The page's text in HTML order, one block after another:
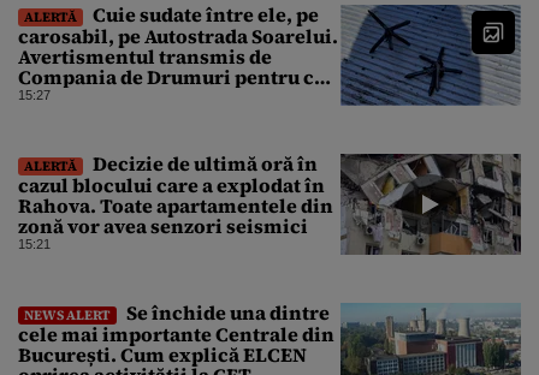
ALERTĂ
Cuie sudate între ele, pe
carosabil, pe Autostrada Soarelui.
Avertismentul transmis de
Compania de Drumuri pentru cei
care tranzitează A2
15:27
ALERTĂ
Decizie de ultimă oră în
cazul blocului care a explodat în
Rahova. Toate apartamentele din
zonă vor avea senzori seismici
15:21
NEWS ALERT
Se închide una dintre
cele mai importante Centrale din
București. Cum explică ELCEN